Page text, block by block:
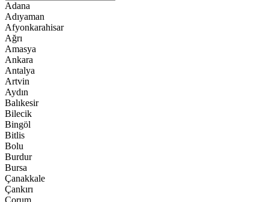
Adana
Adıyaman
Afyonkarahisar
Ağrı
Amasya
Ankara
Antalya
Artvin
Aydın
Balıkesir
Bilecik
Bingöl
Bitlis
Bolu
Burdur
Bursa
Çanakkale
Çankırı
Çorum